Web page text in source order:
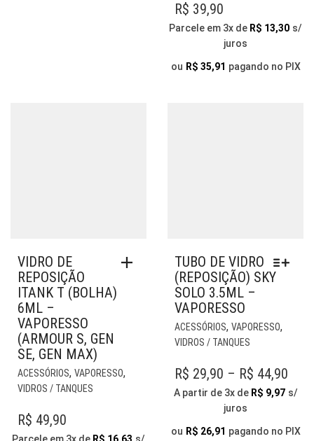
ESCOLHIDAS
R$ 39,90
Parcele em 3x de R$ 13,30 s/
juros
ou R$ 35,91 pagando no PIX
VIDRO DE
REPOSIÇÃO
ITANK T (BOLHA)
6ML –
VAPORESSO
(ARMOUR S, GEN
SE, GEN MAX)
ACESSÓRIOS, VAPORESSO,
VIDROS / TANQUES
R$ 49,90
TUBO DE VIDRO
(REPOSIÇÃO) SKY
SOLO 3.5ML –
VAPORESSO
ACESSÓRIOS, VAPORESSO,
VIDROS / TANQUES
R$ 29,90 – R$ 44,90
A partir de 3x de R$ 9,97 s/
juros
ou R$ 26,91 pagando no PIX